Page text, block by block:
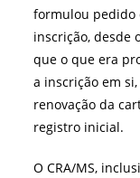
formulou pedido
inscrição, desde
que o que era
a inscrição em
renovação da
registro inicial.
O CRA/MS,